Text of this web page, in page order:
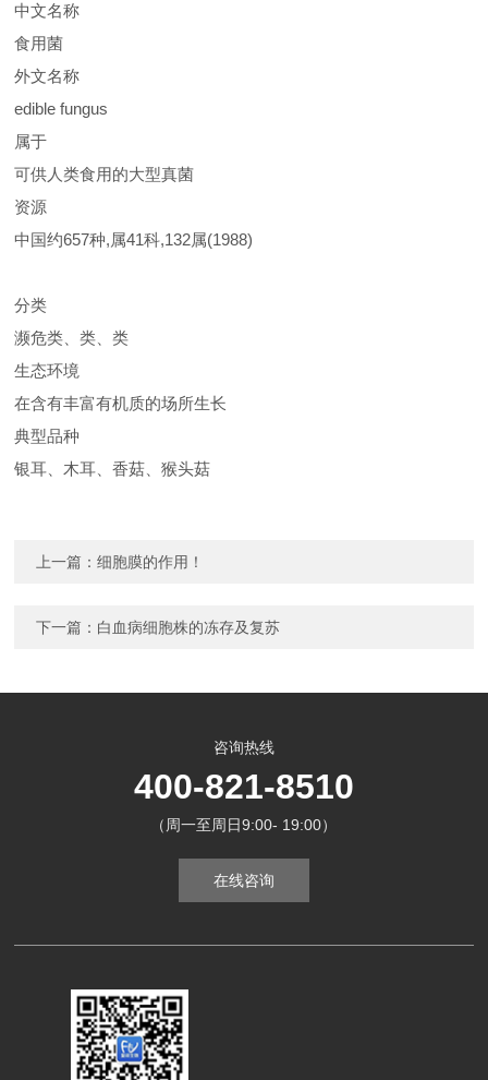
中文名称
食用菌
外文名称
edible fungus
属于
可供人类食用的大型真菌
资源
中国约657种,属41科,132属(1988)
分类
濒危类、类、类
生态环境
在含有丰富有机质的场所生长
典型品种
银耳、木耳、香菇、猴头菇
上一篇：细胞膜的作用！
下一篇： 白血病细胞株的冻存及复苏
咨询热线
400-821-8510
（周一至周日9:00- 19:00）
在线咨询